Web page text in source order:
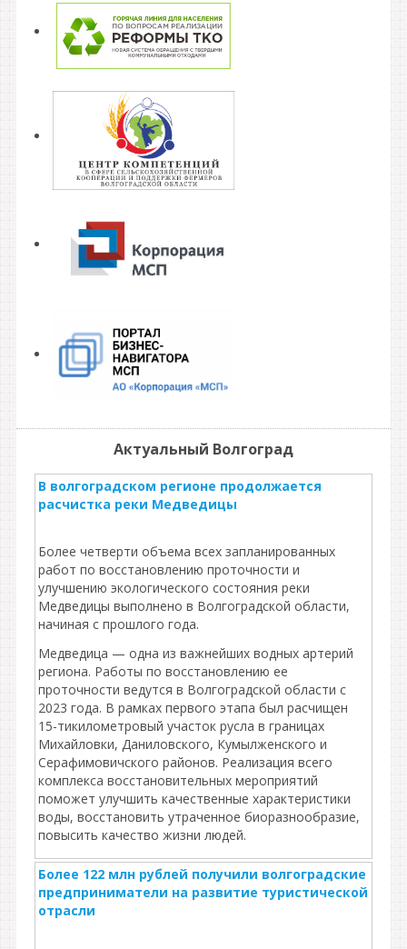
Актуальный Волгоград
В волгоградском регионе продолжается
расчистка реки Медведицы
Более четверти объема всех запланированных
работ по восстановлению проточности и
улучшению экологического состояния реки
Медведицы выполнено в Волгоградской области,
начиная с прошлого года.
Медведица — одна из важнейших водных артерий
региона. Работы по восстановлению ее
проточности ведутся в Волгоградской области с
2023 года. В рамках первого этапа был расчищен
15-тикилометровый участок русла в границах
Михайловки, Даниловского, Кумылженского и
Серафимовичского районов. Реализация всего
комплекса восстановительных мероприятий
поможет улучшить качественные характеристики
воды, восстановить утраченное биоразнообразие,
повысить качество жизни людей.
Более 122 млн рублей получили волгоградские
предприниматели на развитие туристической
отрасли